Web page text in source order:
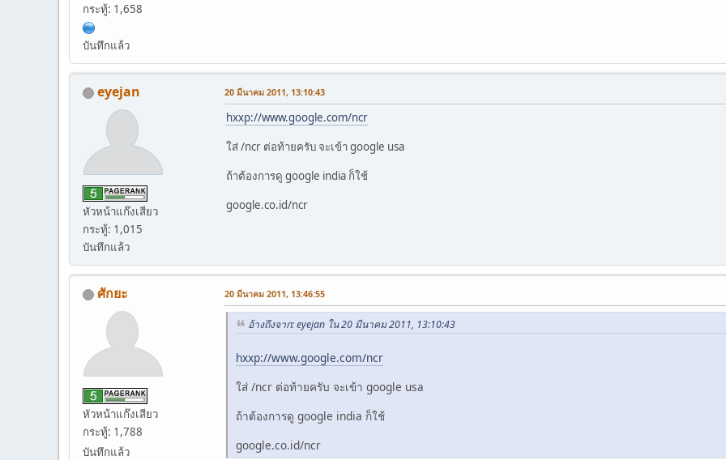
กระทู้: 1,658
บันทึกแล้ว
eyejan
หัวหน้าแก๊งเสียว
กระทู้: 1,015
บันทึกแล้ว
20 มีนาคม 2011, 13:10:43
hxxp://www.google.com/ncr
ใส่ /ncr ต่อท้ายครับ จะเข้า google usa
ถ้าต้องการดู google india ก็ใช้
google.co.id/ncr
ศักยะ
หัวหน้าแก๊งเสียว
กระทู้: 1,788
บันทึกแล้ว
20 มีนาคม 2011, 13:46:55
อ้างถึงจาก: eyejan ใน 20 มีนาคม 2011, 13:10:43
hxxp://www.google.com/ncr
ใส่ /ncr ต่อท้ายครับ จะเข้า google usa
ถ้าต้องการดู google india ก็ใช้
google.co.id/ncr